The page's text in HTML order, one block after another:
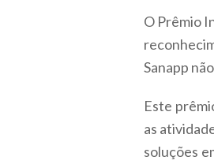
O Prêmio
Sanapp
Este
as
soluções